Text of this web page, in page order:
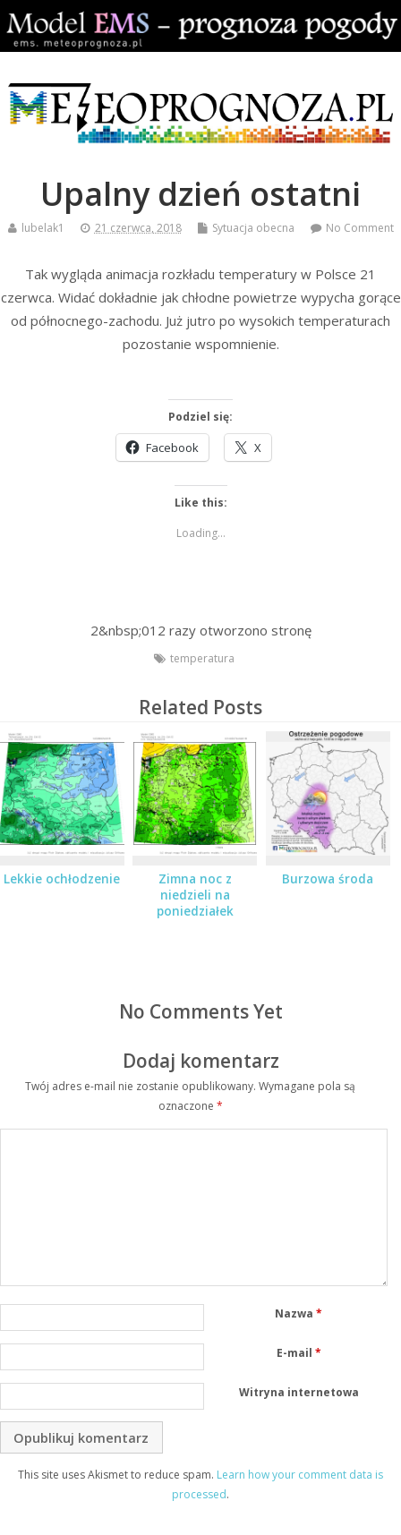
Upalny dzień ostatni
lubelak1 21 czerwca, 2018 Sytuacja obecna No Comment
Tak wygląda animacja rozkładu temperatury w Polsce 21
czerwca. Widać dokładnie jak chłodne powietrze wypycha gorące
od północnego-zachodu. Już jutro po wysokich temperaturach
pozostanie wspomnienie.
Podziel się:
Facebook X
Like this:
Loading...
2&nbsp;012 razy otworzono stronę
temperatura
Related Posts
Lekkie ochłodzenie
Zimna noc z
niedzieli na
poniedziałek
Burzowa środa
No Comments Yet
Dodaj komentarz
Twój adres e-mail nie zostanie opublikowany. Wymagane pola są
oznaczone *
Nazwa*
E-mail *
Witryna internetowa
This site uses Akismet to reduce spam. Learn how your comment data is
processed.